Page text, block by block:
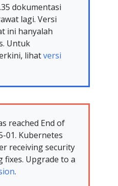
dokumentasi
lagi. Versi
ini hanyalah
Untuk
lihatversi
reached End of
01. Kubernetes
receiving security
fixes. Upgrade to a
.